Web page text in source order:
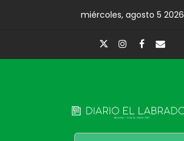
miércoles, agosto 5 2026